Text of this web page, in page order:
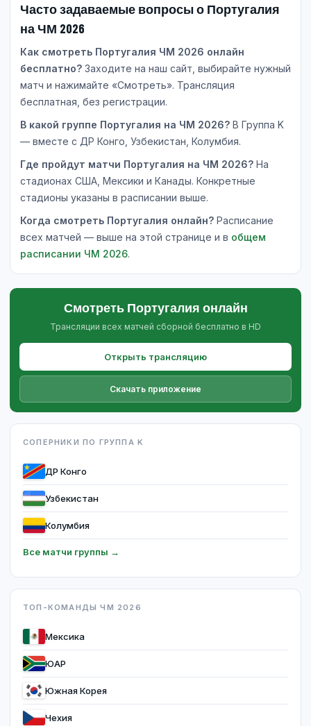
Часто задаваемые вопросы о Португалия
на ЧМ 2026
Как смотреть Португалия ЧМ 2026 онлайн
бесплатно? Заходите на наш сайт, выбирайте нужный
матч и нажимайте «Смотреть». Трансляция
бесплатная, без регистрации.
В какой группе Португалия на ЧМ 2026? В Группа K
— вместе с ДР Конго, Узбекистан, Колумбия.
Где пройдут матчи Португалия на ЧМ 2026? На
стадионах США, Мексики и Канады. Конкретные
стадионы указаны в расписании выше.
Когда смотреть Португалия онлайн? Расписание
всех матчей — выше на этой странице и в общем
расписании ЧМ 2026.
Смотреть Португалия онлайн
Трансляции всех матчей сборной бесплатно в HD
Открыть трансляцию
Скачать приложение
СОПЕРНИКИ ПО ГРУППА K
ДР Конго
Узбекистан
Колумбия
Все матчи группы →
ТОП-КОМАНДЫ ЧМ 2026
Мексика
ЮАР
Южная Корея
Чехия